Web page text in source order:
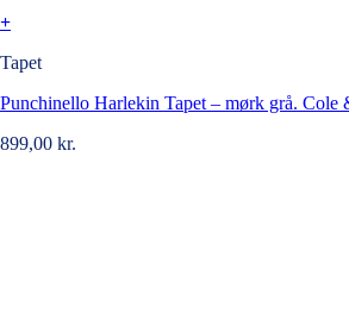
+
Tapet
Punchinello Harlekin Tapet – mørk grå. Cole
899,00 kr.